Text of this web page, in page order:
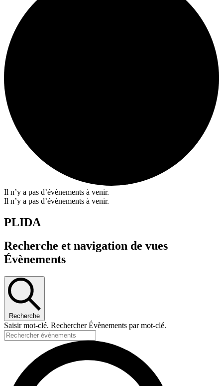
Il n’y a pas d’évènements à venir.
Il n’y a pas d’évènements à venir.
PLIDA
Recherche et navigation de vues
Évènements
Recherche
Saisir mot-clé. Rechercher Évènements par mot-clé.